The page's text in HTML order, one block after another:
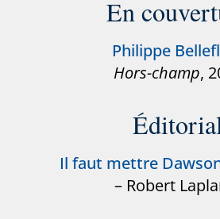
En
Philippe
Hors-champ,
Il faut mettre
– Robert